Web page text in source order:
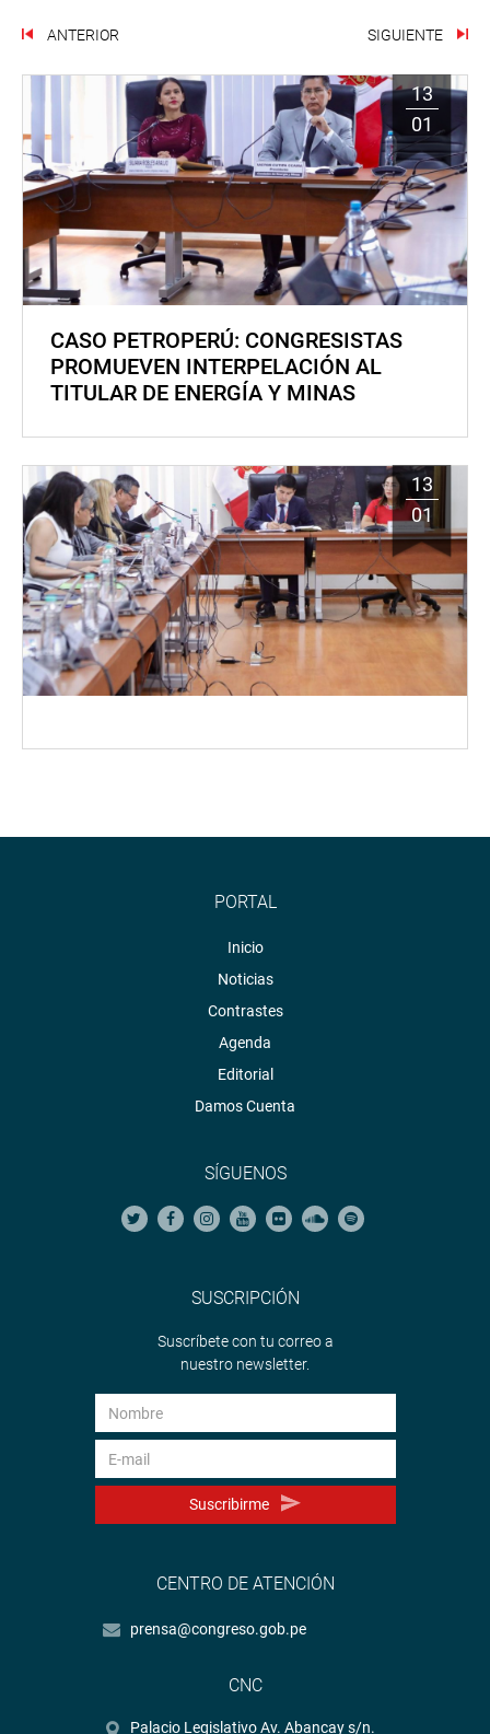
ANTERIOR SIGUIENTE
13
01
CASO PETROPERÚ: CONGRESISTAS
PROMUEVEN INTERPELACIÓN AL
TITULAR DE ENERGÍA Y MINAS
13
01
PORTAL
Inicio
Noticias
Contrastes
Agenda
Editorial
Damos Cuenta
SÍGUENOS
SUSCRIPCIÓN
Suscríbete con tu correo a
nuestro newsletter.
Suscribirme
CENTRO DE ATENCIÓN
prensa@congreso.gob.pe
CNC
Palacio Legislativo Av. Abancay s/n.